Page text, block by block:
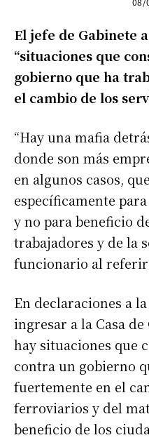
El jefe de Gabinete
“situaciones que
gobierno que ha
el cambio de los
“Hay una mafia
donde son más
en algunos casos,
específicamente
y no para beneficio
trabajadores y de la
funcionario al
En declaraciones a
ingresar a la Casa de
hay situaciones que
contra un gobierno
fuertemente en el
ferroviarios y del
beneficio de los